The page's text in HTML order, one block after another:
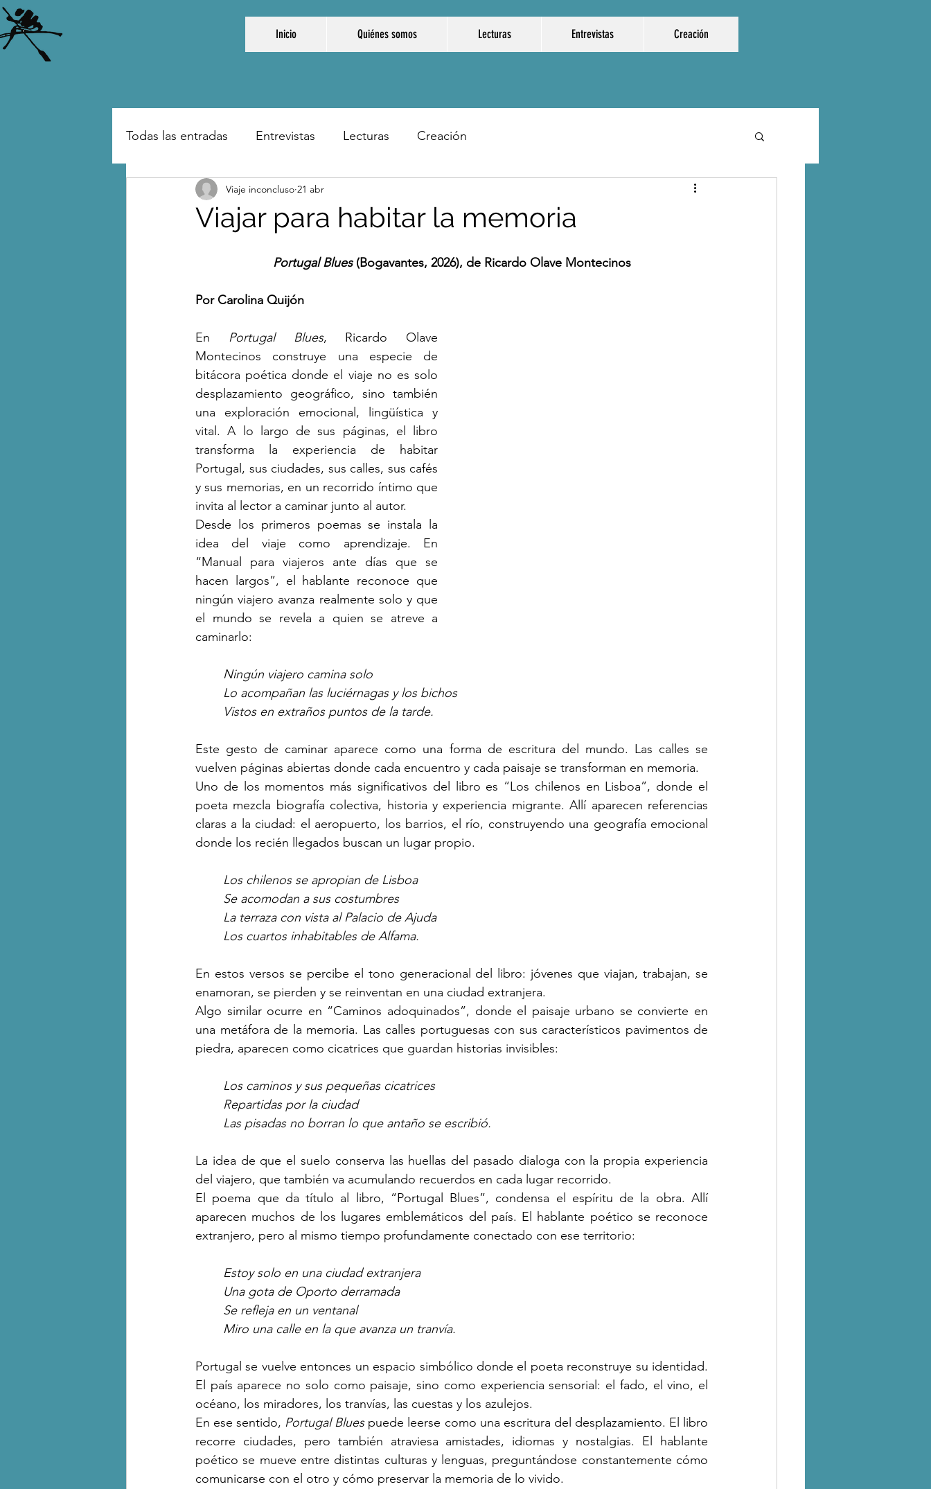
Inicio Quiénes somos Lecturas Entrevistas Creación
Todas las entradas Entrevistas Lecturas Creación
Viajar para habitar la memoria
Viaje inconcluso 21 abr
Portugal Blues (Bogavantes, 2026), de Ricardo Olave Montecinos
Por Carolina Quijón
En Portugal Blues, Ricardo Olave
Montecinos construye una especie de
bitácora poética donde el viaje no es solo
desplazamiento geográfico, sino también
una exploración emocional, lingüística y
vital. A lo largo de sus páginas, el libro
transforma la experiencia de habitar
Portugal, sus ciudades, sus calles, sus cafés
y sus memorias, en un recorrido íntimo que
invita al lector a caminar junto al autor.
Desde los primeros poemas se instala la
idea del viaje como aprendizaje. En
“Manual para viajeros ante días que se
hacen largos”, el hablante reconoce que
ningún viajero avanza realmente solo y que
el mundo se revela a quien se atreve a
caminarlo:
Ningún viajero camina solo
Lo acompañan las luciérnagas y los bichos
Vistos en extraños puntos de la tarde.
Este gesto de caminar aparece como una forma de escritura del mundo. Las calles se
vuelven páginas abiertas donde cada encuentro y cada paisaje se transforman en memoria.
Uno de los momentos más significativos del libro es “Los chilenos en Lisboa”, donde el
poeta mezcla biografía colectiva, historia y experiencia migrante. Allí aparecen referencias
claras a la ciudad: el aeropuerto, los barrios, el río, construyendo una geografía emocional
donde los recién llegados buscan un lugar propio.
Los chilenos se apropian de Lisboa
Se acomodan a sus costumbres
La terraza con vista al Palacio de Ajuda
Los cuartos inhabitables de Alfama.
En estos versos se percibe el tono generacional del libro: jóvenes que viajan, trabajan, se
enamoran, se pierden y se reinventan en una ciudad extranjera.
Algo similar ocurre en “Caminos adoquinados”, donde el paisaje urbano se convierte en
una metáfora de la memoria. Las calles portuguesas con sus característicos pavimentos de
piedra, aparecen como cicatrices que guardan historias invisibles:
Los caminos y sus pequeñas cicatrices
Repartidas por la ciudad
Las pisadas no borran lo que antaño se escribió.
La idea de que el suelo conserva las huellas del pasado dialoga con la propia experiencia
del viajero, que también va acumulando recuerdos en cada lugar recorrido.
El poema que da título al libro, “Portugal Blues”, condensa el espíritu de la obra. Allí
aparecen muchos de los lugares emblemáticos del país. El hablante poético se reconoce
extranjero, pero al mismo tiempo profundamente conectado con ese territorio:
Estoy solo en una ciudad extranjera
Una gota de Oporto derramada
Se refleja en un ventanal
Miro una calle en la que avanza un tranvía.
Portugal se vuelve entonces un espacio simbólico donde el poeta reconstruye su identidad.
El país aparece no solo como paisaje, sino como experiencia sensorial: el fado, el vino, el
océano, los miradores, los tranvías, las cuestas y los azulejos.
En ese sentido, Portugal Blues puede leerse como una escritura del desplazamiento. El libro
recorre ciudades, pero también atraviesa amistades, idiomas y nostalgias. El hablante
poético se mueve entre distintas culturas y lenguas, preguntándose constantemente cómo
comunicarse con el otro y cómo preservar la memoria de lo vivido.